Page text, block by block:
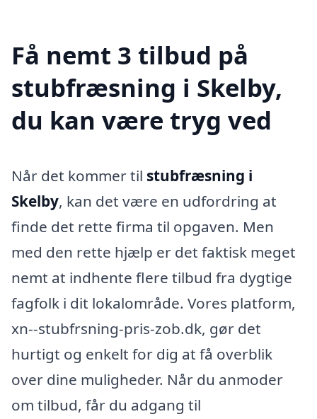
Få nemt 3 tilbud på
stubfræsning i Skelby,
du kan være tryg ved
Når det kommer til stubfræsning i
Skelby, kan det være en udfordring at
finde det rette firma til opgaven. Men
med den rette hjælp er det faktisk meget
nemt at indhente flere tilbud fra dygtige
fagfolk i dit lokalområde. Vores platform,
xn--stubfrsning-pris-zob.dk, gør det
hurtigt og enkelt for dig at få overblik
over dine muligheder. Når du anmoder
om tilbud, får du adgang til